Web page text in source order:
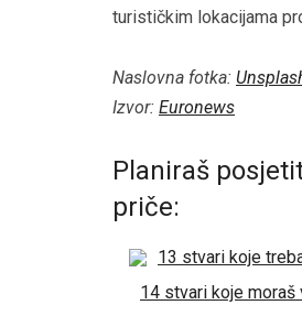
turističkim lokacijama
Naslovna fotka:
Izvor: Euronews
Planiraš
priče:
13 stvari koje
14 stvari koje